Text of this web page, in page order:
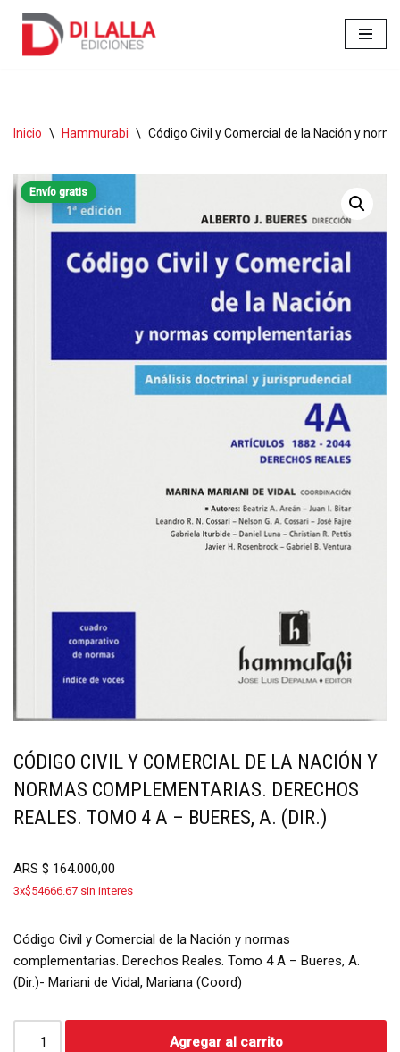
Inicio \ Hammurabi \ Código Civil y Comercial de la Nación y
Envío gratis
CÓDIGO CIVIL Y COMERCIAL DE LA NACIÓN Y
NORMAS COMPLEMENTARIAS. DERECHOS
REALES. TOMO 4 A – BUERES, A. (DIR.)
ARS $ 164.000,00
3x$54666.67 sin interes
Código Civil y Comercial de la Nación y normas
complementarias. Derechos Reales. Tomo 4 A – Bueres, A.
(Dir.)- Mariani de Vidal, Mariana (Coord)
Agregar al carrito